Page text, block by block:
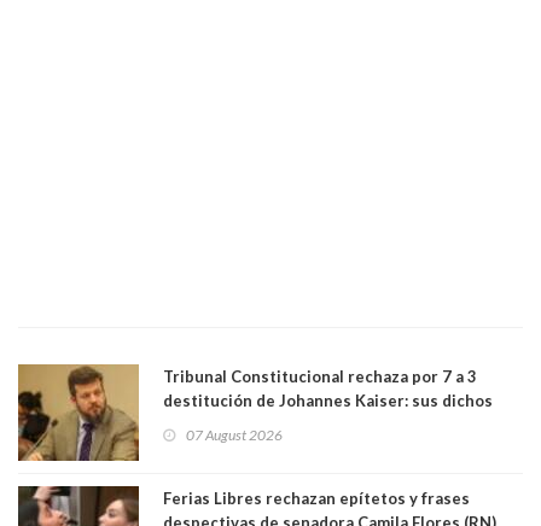
Tribunal Constitucional rechaza por 7 a 3
destitución de Johannes Kaiser: sus dichos
justicia constitucional porque no es diputado
07 August 2026
Ferias Libres rechazan epítetos y frases